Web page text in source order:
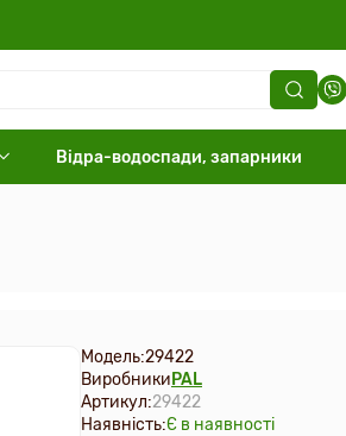
Відра-водоспади, запарники
Модель:29422
Виробники PAL
Артикул:29422
Наявність:Є в наявності